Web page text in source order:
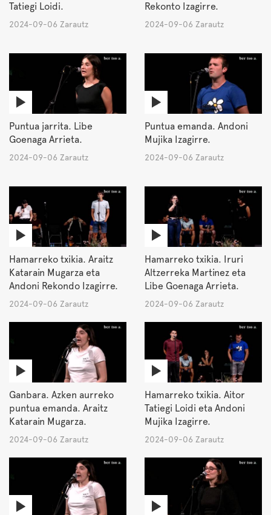
Tatiegi Loidi.
2024-09-06 Zarautz
Rekonto Izagirre.
2024-09-06 Zarautz
Puntua jarrita. Libe
Goenaga Arrieta.
2024-09-06 Zarautz
Puntua emanda. Andoni
Mujika Izagirre.
2024-09-06 Zarautz
Hamarreko txikia. Araitz
Katarain Mugarza eta
Andoni Rekondo Izagirre.
2024-09-06 Zarautz
Hamarreko txikia. Iruri
Altzerreka Martinez eta
Libe Goenaga Arrieta.
2024-09-06 Zarautz
Ganbara. Azken aurreko
puntua emanda. Araitz
Katarain Mugarza.
2024-09-06 Zarautz
Hamarreko txikia. Aitor
Tatiegi Loidi eta Andoni
Mujika Izagirre.
2024-09-06 Zarautz